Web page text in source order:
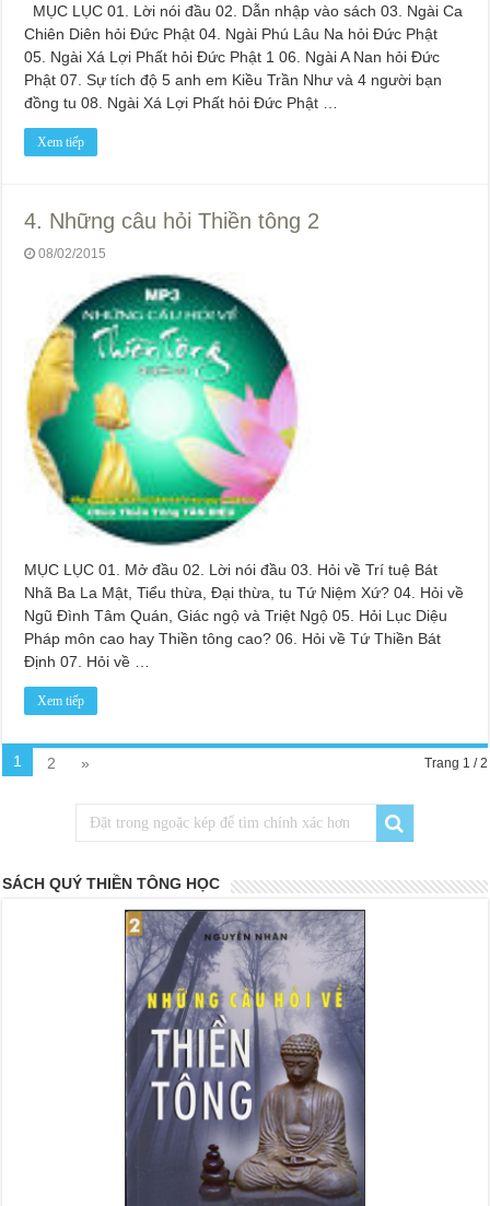
MỤC LỤC 01. Lời nói đầu 02. Dẫn nhập vào sách 03. Ngài Ca
Chiên Diên hỏi Đức Phật 04. Ngài Phú Lâu Na hỏi Đức Phật
05. Ngài Xá Lợi Phất hỏi Đức Phật 1 06. Ngài A Nan hỏi Đức
Phật 07. Sự tích độ 5 anh em Kiều Trần Như và 4 người bạn
đồng tu 08. Ngài Xá Lợi Phất hỏi Đức Phật …
Xem tiếp
4. Những câu hỏi Thiền tông 2
08/02/2015
MỤC LỤC 01. Mở đầu 02. Lời nói đầu 03. Hỏi về Trí tuệ Bát
Nhã Ba La Mật, Tiểu thừa, Đại thừa, tu Tứ Niệm Xứ? 04. Hỏi về
Ngũ Đình Tâm Quán, Giác ngộ và Triệt Ngộ 05. Hỏi Lục Diệu
Pháp môn cao hay Thiền tông cao? 06. Hỏi về Tứ Thiền Bát
Định 07. Hỏi về …
Xem tiếp
Trang 1 / 2
1 2 »
SÁCH QUÝ THIỀN TÔNG HỌC